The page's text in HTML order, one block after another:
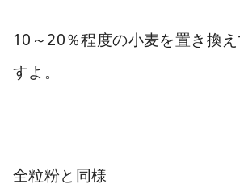
10～20％程度の小麦を置き換
すよ。
全粒粉と同様